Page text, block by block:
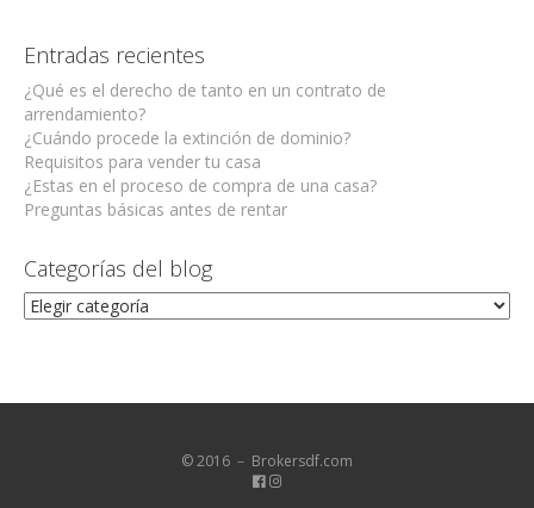
Entradas recientes
¿Qué es el derecho de tanto en un contrato de
arrendamiento?
¿Cuándo procede la extinción de dominio?
Requisitos para vender tu casa
¿Estas en el proceso de compra de una casa?
Preguntas básicas antes de rentar
Categorías del blog
Categorías
del
© 2016 － Brokersdf.com